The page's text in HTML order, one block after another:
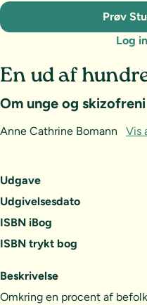
Udgave
Udgivelsesdato
ISBN iBog
ISBN trykt bog
En ud af
Om unge og skizofreni
Anne Cathrine Bomann Vis
Prøv
Log
Beskrivelse
Omkring en procent af